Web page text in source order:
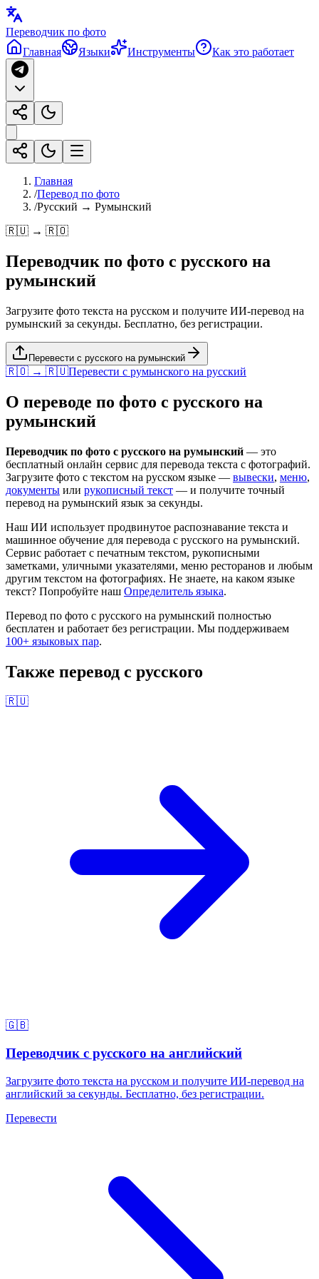
Переводчик по фото
Главная
Языки Инструменты Как это работает
Главная
/Перевод по фото
/Русский → Румынский
🇷🇺 → 🇷🇴
Переводчик по фото с русского на
румынский
Загрузите фото текста на русском и получите ИИ-перевод на
румынский за секунды. Бесплатно, без регистрации.
Перевести с русского на румынский
🇷🇴 → 🇷🇺Перевести с румынского на русский
О переводе по фото с русского на
румынский
Переводчик по фото с русского на румынский — это
бесплатный онлайн сервис для перевода текста с фотографий.
Загрузите фото с текстом на русском языке — вывески, меню,
документы или рукописный текст — и получите точный
перевод на румынский язык за секунды.
Наш ИИ использует продвинутое распознавание текста и
машинное обучение для перевода с русского на румынский.
Сервис работает с печатным текстом, рукописными
заметками, уличными указателями, меню ресторанов и любым
другим текстом на фотографиях. Не знаете, на каком языке
текст? Попробуйте наш Определитель языка.
Перевод по фото с русского на румынский полностью
бесплатен и работает без регистрации. Мы поддерживаем
100+ языковых пар.
Также перевод с русского
🇷🇺
🇬🇧
Переводчик с русского на английский
Загрузите фото текста на русском и получите ИИ-перевод на
английский за секунды. Бесплатно, без регистрации.
Перевести